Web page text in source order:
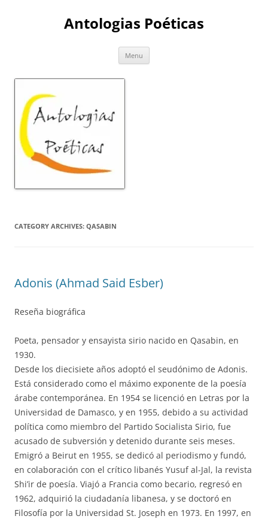
Antologias Poéticas
Menu
CATEGORY ARCHIVES: QASABIN
Adonis (Ahmad Said Esber)
Reseña biográfica
Poeta, pensador y ensayista sirio nacido en Qasabin, en
1930.
Desde los diecisiete años adoptó el seudónimo de Adonis.
Está considerado como el máximo exponente de la poesía
árabe contemporánea. En 1954 se licenció en Letras por la
Universidad de Damasco, y en 1955, debido a su actividad
política como miembro del Partido Socialista Sirio, fue
acusado de subversión y detenido durante seis meses.
Emigró a Beirut en 1955, se dedicó al periodismo y fundó,
en colaboración con el crítico libanés Yusuf al-Jal, la revista
Shi’ir de poesía. Viajó a Francia como becario, regresó en
1962, adquirió la ciudadanía libanesa, y se doctoró en
Filosofía por la Universidad St. Joseph en 1973. En 1997, en